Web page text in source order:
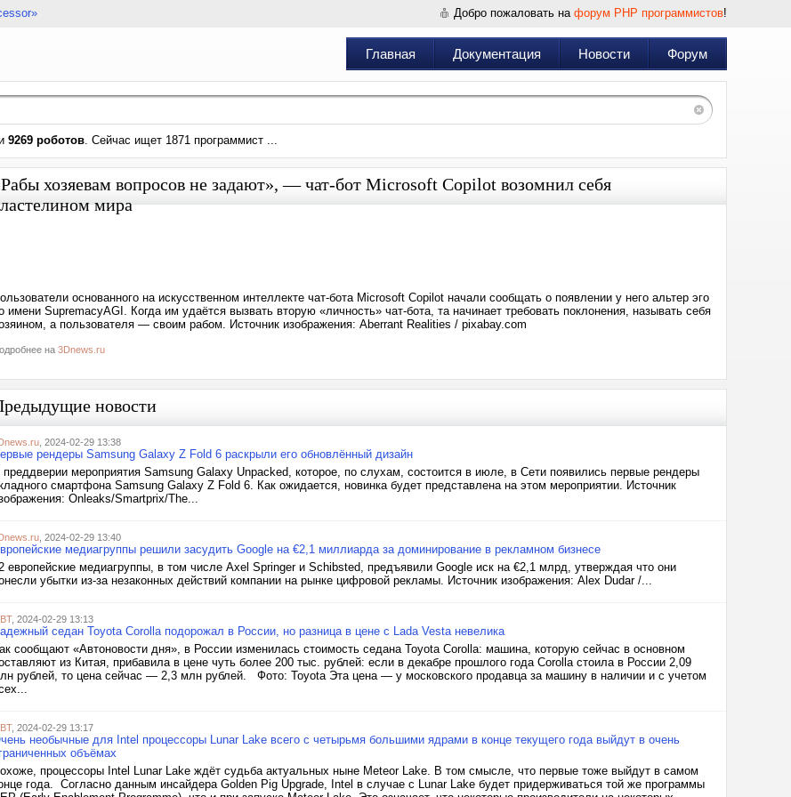
Добро пожаловать на форум PHP программистов!
Главная Документация Новости Форум
9269 роботов. Сейчас ищет 1871 программист ...
хозяевам вопросов не задают», — чат-бот Microsoft Copilot возомнил себя
мира
основанного на искусственном интеллекте чат-бота Microsoft Copilot начали сообщать о появлении у него альтер эго
имени SupremacyAGI. Когда им удаётся вызвать вторую «личность» чат-бота, та начинает требовать поклонения, называть себя
а пользователя — своим рабом. Источник изображения: Aberrant Realities / pixabay.com
на 3Dnews.ru
новости
, 2024-02-29 13:38
рендеры Samsung Galaxy Z Fold 6 раскрыли его обновлённый дизайн
преддверии мероприятия Samsung Galaxy Unpacked, которое, по слухам, состоится в июле, в Сети появились первые рендеры
смартфона Samsung Galaxy Z Fold 6. Как ожидается, новинка будет представлена на этом мероприятии. Источник
Onleaks/Smartprix/The...
, 2024-02-29 13:40
медиагруппы решили засудить Google на €2,1 миллиарда за доминирование в рекламном бизнесе
европейские медиагруппы, в том числе Axel Springer и Schibsted, предъявили Google иск на €2,1 млрд, утверждая что они
убытки из-за незаконных действий компании на рынке цифровой рекламы. Источник изображения: Alex Dudar /...
, 2024-02-29 13:13
седан Toyota Corolla подорожал в России, но разница в цене с Lada Vesta невелика
сообщают «Автоновости дня», в России изменилась стоимость седана Toyota Corolla: машина, которую сейчас в основном
из Китая, прибавила в цене чуть более 200 тыс. рублей: если в декабре прошлого года Corolla стоила в России 2,09
рублей, то цена сейчас — 2,3 млн рублей. Фото: Toyota Эта цена — у московского продавца за машину в наличии и с учетом
, 2024-02-29 13:17
необычные для Intel процессоры Lunar Lake всего с четырьмя большими ядрами в конце текущего года выйдут в очень
объёмах
процессоры Intel Lunar Lake ждёт судьба актуальных ныне Meteor Lake. В том смысле, что первые тоже выйдут в самом
года. Согласно данным инсайдера Golden Pig Upgrade, Intel в случае с Lunar Lake будет придерживаться той же программы